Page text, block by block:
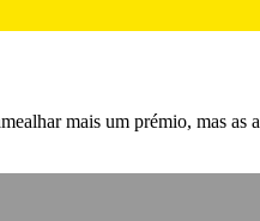
mais um prémio, mas as